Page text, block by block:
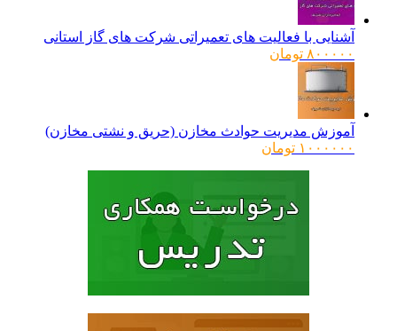
آشنایی با فعالیت های تعمیراتی شرکت های گاز استانی
۸۰۰۰۰۰ تومان
آموزش مدیریت حوادث مخازن (حریق و نشتی مخازن)
۱۰۰۰۰۰۰ تومان